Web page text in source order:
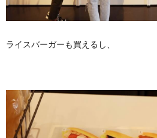
ライスバーガーも買えるし、